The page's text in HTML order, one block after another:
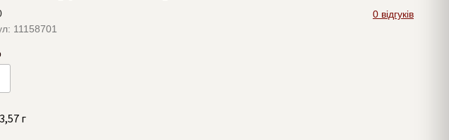
0 відгуків
11158701
3,57 г